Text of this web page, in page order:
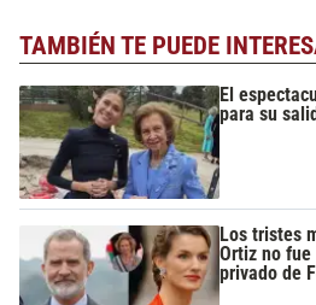
TAMBIÉN TE PUEDE
El
para su
Los tristes
Ortiz no
privado de